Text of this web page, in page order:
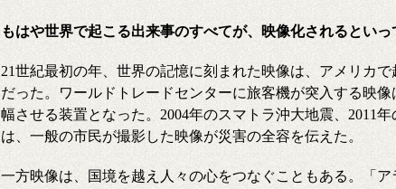
もはや世界で起こる出来事のすべてが、映像化されるといっ
21世紀最初の年、世界の記憶に刻まれた映像は、アメリカ
だった。ワールドトレードセンターに旅客機が突入する映
幅させる装置となった。2004年のスマトラ沖大地震、2011
は、一般の市民が撮影した映像が災害の全容を伝えた。
一方映像は、国境を越え人々の心をつなぐこともある。「